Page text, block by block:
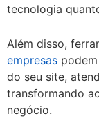
tecnologia
Além disso,
empresas
do seu site,
transformando
negócio.